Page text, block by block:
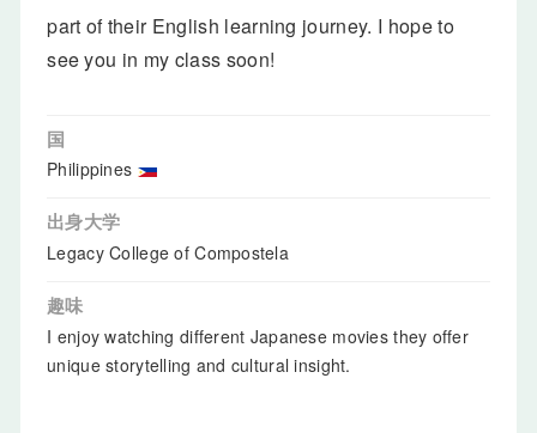
part of their English learning journey. I hope to
see you in my class soon!
国
Philippines
出身大学
Legacy College of Compostela
趣味
I enjoy watching different Japanese movies they offer
unique storytelling and cultural insight.